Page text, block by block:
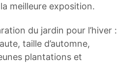
meilleure exposition.
du jardin pour l’hiver :
taille d’automne,
plantations et